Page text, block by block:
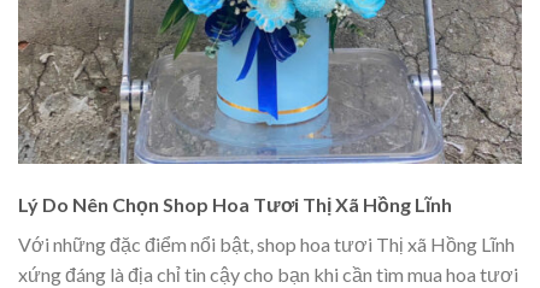
Lý Do Nên Chọn Shop Hoa Tươi Thị Xã Hồng Lĩnh
Với những đặc điểm nổi bật, shop hoa tươi Thị xã Hồng Lĩnh
xứng đáng là địa chỉ tin cậy cho bạn khi cần tìm mua hoa tươi